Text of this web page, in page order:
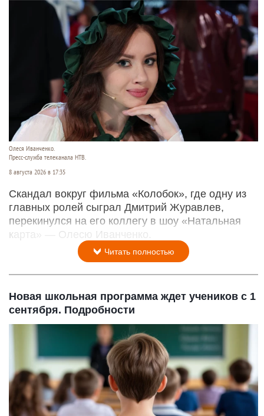
Олеся Иванченко.
Пресс-служба телеканала НТВ.
8 августа 2026 в 17:35
Скандал вокруг фильма «Колобок», где одну из
главных ролей сыграл Дмитрий Журавлев,
перекинулся на его коллегу в шоу «Натальная
карта» — Олесю Иванченко.
Читать полностью
Новая школьная программа ждет учеников с 1
сентября. Подробности